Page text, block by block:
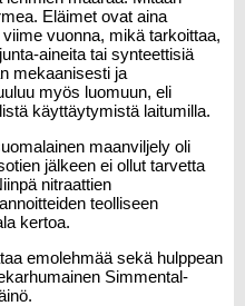
Eläimet ovat aina
vuonna, mikä tarkoittaa,
aineita tai synteettisiä
mekaanisesti ja
myös luomuun, eli
käyttäytymistä laitumilla.
maanviljely oli
jälkeen ei ollut tarvetta
nitraattien
teolliseen
kertoa.
emolehmää sekä hulppean
Simmental-